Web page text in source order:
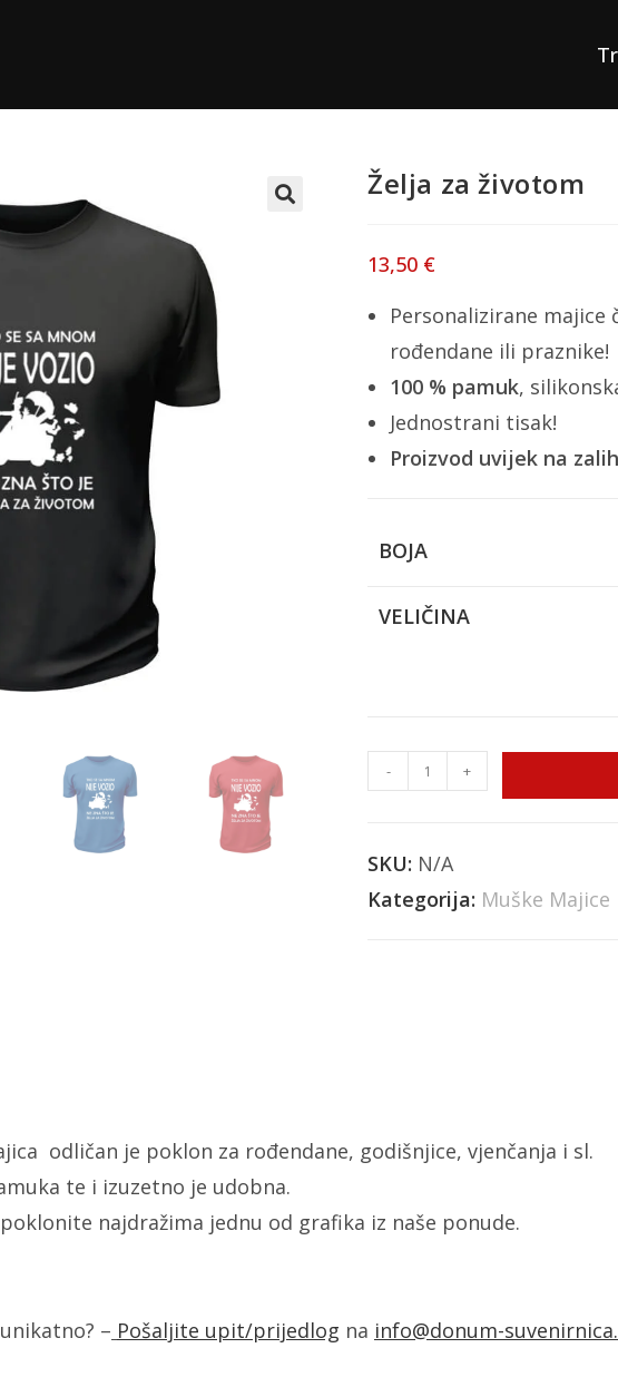
Želja za životom
13,50 €
Personalizirane majice
rođendane ili praznike!
100 % pamuk,
Jednostrani tisak!
Proizvod uvijek na
BOJA
VELIČINA
- +
SKU: N/A
Kategorija: Muške Majice
odličan je poklon za rođendane, godišnjice, vjenčanja i sl.
te i izuzetno je udobna.
najdražima jednu od grafika iz naše ponude.
– Pošaljite upit/prijedlog na info@donum-